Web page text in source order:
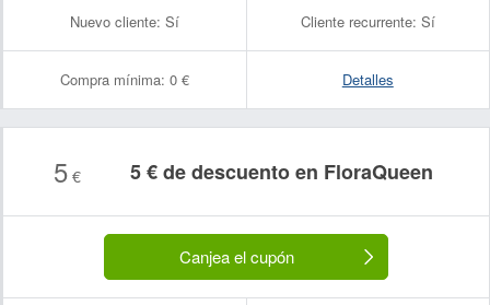
Nuevo cliente: Sí Cliente recurrente: Sí
Compra mínima: 0 € Detalles
5 € 5 € de descuento en FloraQueen
Canjea el cupón